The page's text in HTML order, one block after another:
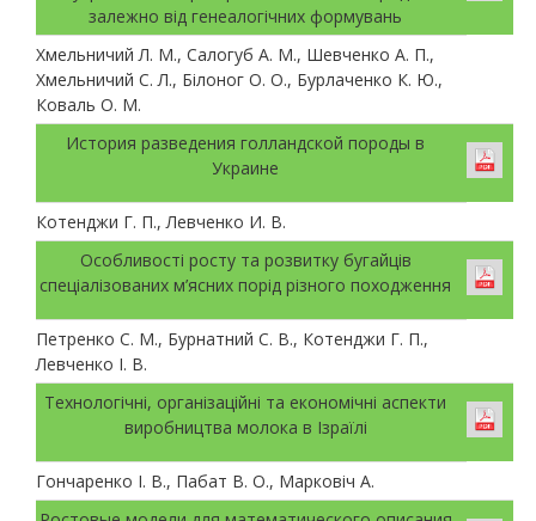
залежно від генеалогічних формувань
Хмельничий Л. М., Салогуб А. М., Шевченко А. П.,
Хмельничий С. Л., Білоног О. О., Бурлаченко К. Ю.,
Коваль О. М.
История разведения голландской породы в
Украине
Котенджи Г. П., Левченко И. В.
Особливості росту та розвитку бугайців
спеціалізованих м’ясних порід різного походження
Петренко С. М., Бурнатний С. В., Котенджи Г. П.,
Левченко І. В.
Технологічні, організаційні та економічні аспекти
виробництва молока в Ізраїлі
Гончаренко І. В., Пабат В. О., Марковіч А.